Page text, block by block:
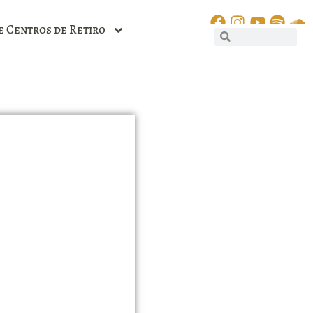
Centros de Retiro